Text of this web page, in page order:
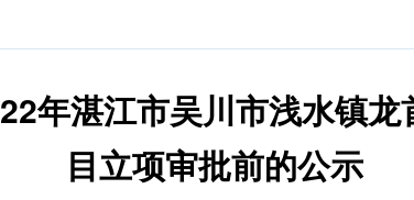
年湛江市吴川市浅水镇
目立项审批前的公示